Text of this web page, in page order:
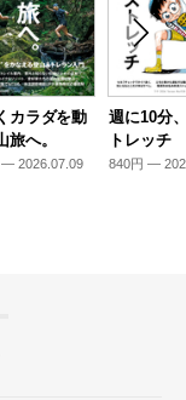
カラダを動
旅へ。
— 2026.07.09
週に10分
トレッチ
840円 —